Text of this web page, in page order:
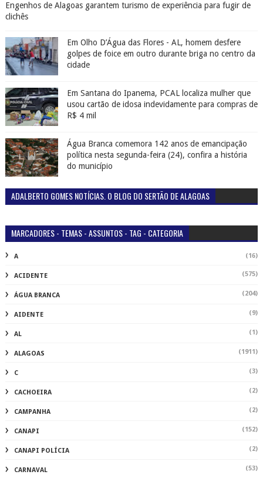
Engenhos de Alagoas garantem turismo de experiência para fugir de
clichês
Em Olho D’Água das Flores - AL, homem desfere
golpes de foice em outro durante briga no centro da
cidade
Em Santana do Ipanema, PCAL localiza mulher que
usou cartão de idosa indevidamente para compras de
R$ 4 mil
Água Branca comemora 142 anos de emancipação
política nesta segunda-feira (24), confira a história
do município
ADALBERTO GOMES NOTÍCIAS. O BLOG DO SERTÃO DE ALAGOAS
MARCADORES - TEMAS - ASSUNTOS - TAG - CATEGORIA
A (16)
ACIDENTE (575)
ÁGUA BRANCA (204)
AIDENTE (9)
AL (1)
ALAGOAS (1911)
C (3)
CACHOEIRA (2)
CAMPANHA (2)
CANAPI (152)
CANAPI POLÍCIA (2)
CARNAVAL (53)